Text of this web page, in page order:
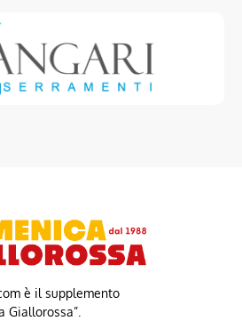
è il supplemento
Giallorossa”.